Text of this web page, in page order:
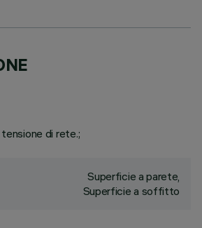
di rete.;
Superficie a parete,
Superficie a soffitto